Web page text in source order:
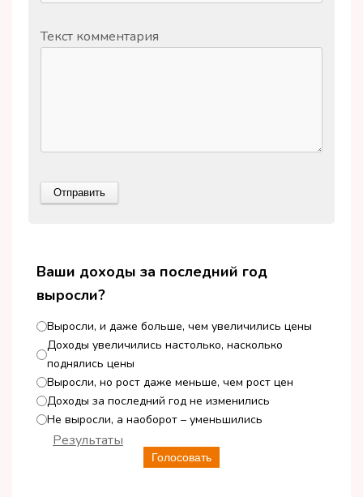
Текст комментария
Ваши доходы за последний год
выросли?
Выросли, и даже больше, чем увеличились цены
Доходы увеличились настолько, насколько
поднялись цены
Выросли, но рост даже меньше, чем рост цен
Доходы за последний год не изменились
Не выросли, а наоборот – уменьшились
Голосовать
Результаты